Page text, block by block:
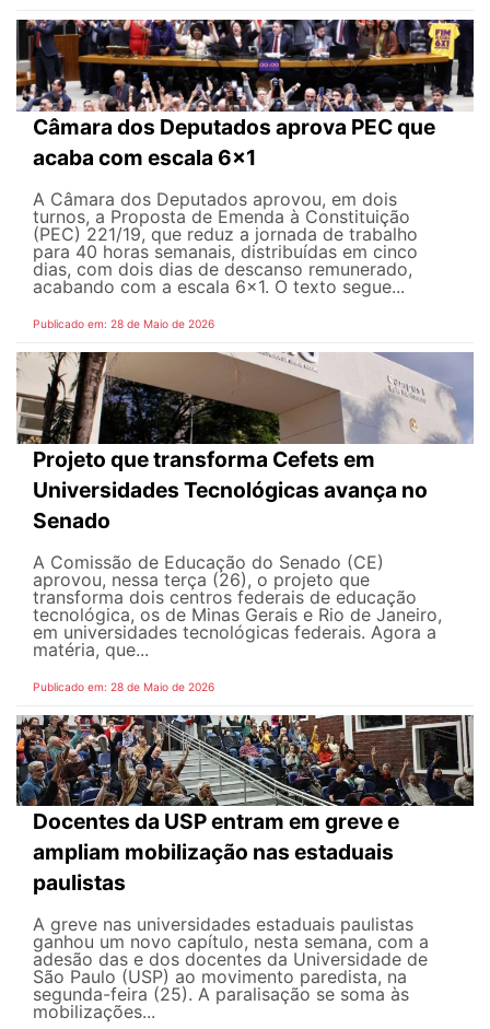
Câmara dos Deputados aprova PEC que
acaba com escala 6x1
A Câmara dos Deputados aprovou, em dois
turnos, a Proposta de Emenda à Constituição
(PEC) 221/19, que reduz a jornada de trabalho
para 40 horas semanais, distribuídas em cinco
dias, com dois dias de descanso remunerado,
acabando com a escala 6x1. O texto segue...
Publicado em: 28 de Maio de 2026
Projeto que transforma Cefets em
Universidades Tecnológicas avança no
Senado
A Comissão de Educação do Senado (CE)
aprovou, nessa terça (26), o projeto que
transforma dois centros federais de educação
tecnológica, os de Minas Gerais e Rio de Janeiro,
em universidades tecnológicas federais. Agora a
matéria, que...
Publicado em: 28 de Maio de 2026
Docentes da USP entram em greve e
ampliam mobilização nas estaduais
paulistas
A greve nas universidades estaduais paulistas
ganhou um novo capítulo, nesta semana, com a
adesão das e dos docentes da Universidade de
São Paulo (USP) ao movimento paredista, na
segunda-feira (25). A paralisação se soma às
mobilizações...